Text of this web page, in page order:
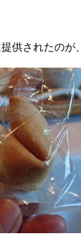
供されたのが、